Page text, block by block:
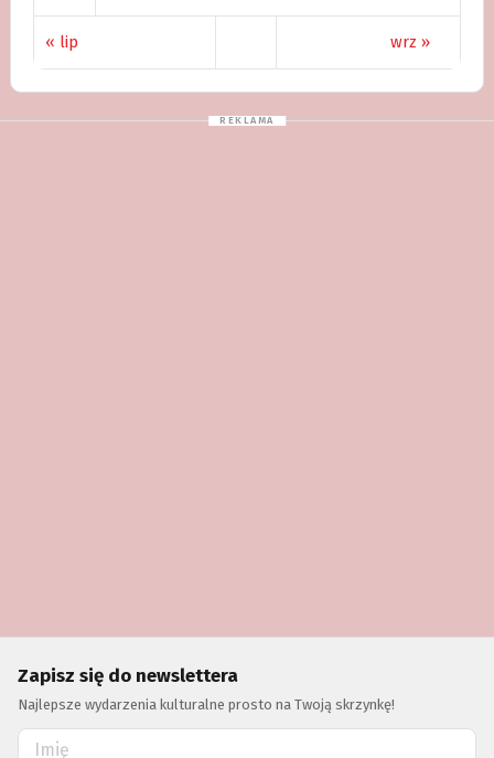
« lip wrz »
Zapisz się do newslettera
Najlepsze wydarzenia kulturalne prosto na Twoją skrzynkę!